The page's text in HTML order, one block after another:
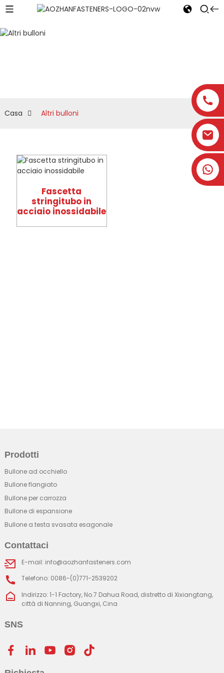
Casa Altri bulloni
Fascetta
stringitubo in
acciaio inossidabile
Prodotti
Bullone ad occhiello
Bullone flangiato
Bullone per carrozza
Bullone di espansione
Bullone a testa svasata esagonale
Contattaci
E-mail: info@aozhanfasteners.com
Telefono: 0086-(0)771-2539202
Indirizzo: 1-1 Factory, No.7 Dahua Road, distretto di Xixiangtang,
città di Nanning, Guangxi, Cina
SNS